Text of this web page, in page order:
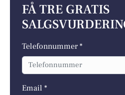
FÅ TRE GRATIS
Telefonnummer *
Email *